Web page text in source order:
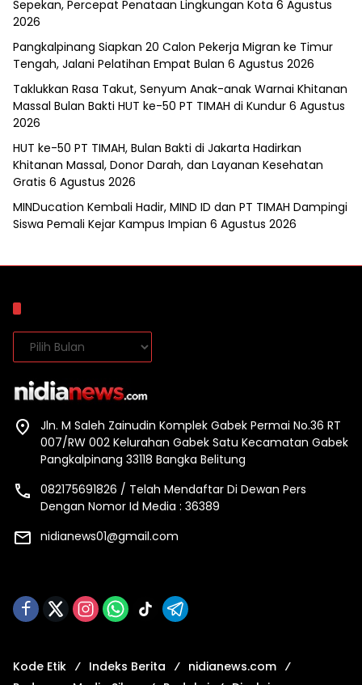
Sepekan, Percepat Penataan Lingkungan Kota 6 Agustus
2026
Pangkalpinang Siapkan 20 Calon Pekerja Migran ke Timur
Tengah, Jalani Pelatihan Empat Bulan 6 Agustus 2026
Taklukkan Rasa Takut, Senyum Anak-anak Warnai Khitanan
Massal Bulan Bakti HUT ke-50 PT TIMAH di Kundur 6 Agustus
2026
HUT ke-50 PT TIMAH, Bulan Bakti di Jakarta Hadirkan
Khitanan Massal, Donor Darah, dan Layanan Kesehatan
Gratis 6 Agustus 2026
MINDucation Kembali Hadir, MIND ID dan PT TIMAH Dampingi
Siswa Pemali Kejar Kampus Impian 6 Agustus 2026
Arsip
Jln. M Saleh Zainudin Komplek Gabek Permai No.36 RT
007/RW 002 Kelurahan Gabek Satu Kecamatan Gabek
Pangkalpinang 33118 Bangka Belitung
082175691826 / Telah Mendaftar Di Dewan Pers
Dengan Nomor Id Media : 36389
nidianews01@gmail.com
Kode Etik Indeks Berita
nidianews.com